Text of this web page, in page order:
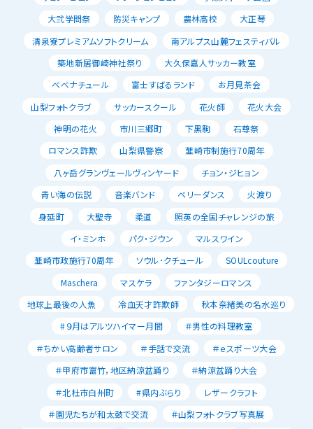
大弐学問祭
防災キャンプ 農林高校
大正琴
清泉寮プレミアムソフトクリーム
南アルプス山麓フェスティバル
築地新居御崎神社祭り
大久保嘉人サッカー教室
べべナチュール
富士すばるランド
お月見茶会
山梨フォトクラブ
サッカースクール 花火師
花火大会
神明の花火
市川三郷町 下黒駒
石尊祭
ロマンス詐欺
山梨県警察
韮崎市制施行70周年
八ヶ岳グランヴェールヴィンヤード
チョン・ジヒョン
青い海の伝説
音楽バンド ベリーダンス
火渡り
身延町
大聖寺 柔道
照英の全国チャレンジの旅
イ・ミンホ
パク・ジウン
マルスワイン
韮崎市政施行70周年
ソウル･クチュール
SOULcouture
Maschera
マスケラ
ファンタジーロマンス
地球上最後の人魚
冷血天才詐欺師
秋本奈緒美の名水巡り
#９月はアルツハイマー月間
＃男性の料理教室
＃ちかい高齢者サロン
＃手話で交流
＃ｅスポーツ大会
＃甲府市富竹，地区納涼盆踊り
＃納涼盆踊り大会
＃北杜市白州町
#県内ぶらり
レザークラフト
＃園児たちが和太鼓で交流
＃山梨フォトクラブ写真展